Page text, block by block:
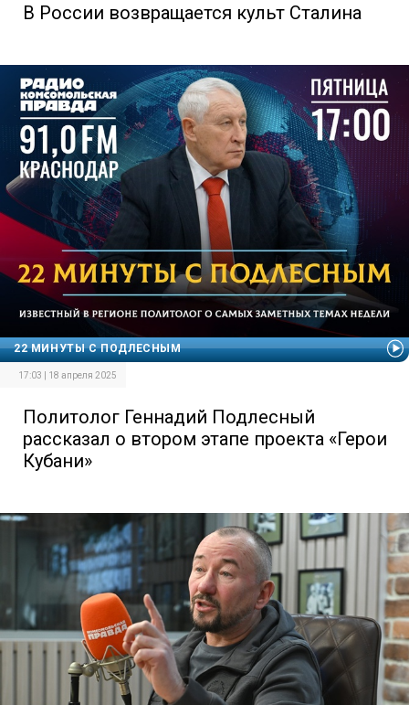
В России возвращается культ Сталина
22 МИНУТЫ С ПОДЛЕСНЫМ
17:03 | 18 апреля 2025
Политолог Геннадий Подлесный
рассказал о втором этапе проекта «Герои
Кубани»